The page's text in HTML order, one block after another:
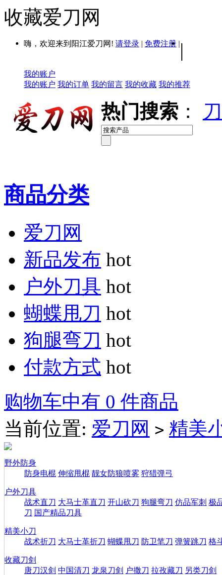
收藏爱刀网
嗨，欢迎来到阳江爱刀网! 请登录 | 免费注册 | |
我的账户
我的账户 我的订单 我的留言 我的收藏 我的推荐
热门搜索 ：
商品分类
爱刀网
新品发布 hot
户外刀具 hot
蝴蝶甩刀 hot
狗腿弯刀 hot
付款方式 hot
购物车中有 0 件商品
当前位置: 爱刀网 > 精美
野外防身
防身电棍 伸缩甩棍 靓女防狼喷雾 狩猎弹弓
户外刀具
战术直刀 大马士革直刀 开山砍刀 狗腿弯刀 仿品军刺 极
刀 国产精品刀具
精美小刀
战术折刀 大马士革折刀 蝴蝶甩刀 防卫笔刀 弹簧跳刀 格
收藏刀剑
唐刀汉剑 中国清刀 龙泉刀剑 户撒刀 拉孜藏刀 另类刀剑